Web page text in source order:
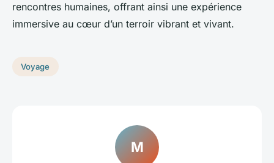
rencontres humaines, offrant ainsi une expérience
immersive au cœur d’un terroir vibrant et vivant.
Voyage
M